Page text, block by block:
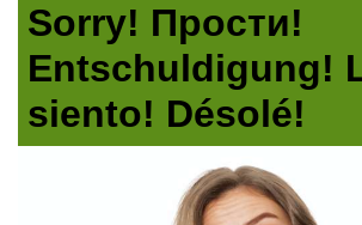
Sorry! Прости!
Entschuldigung!
siento! Désolé!